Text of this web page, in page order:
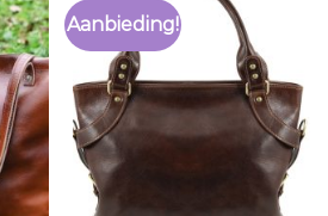
Aanbieding!